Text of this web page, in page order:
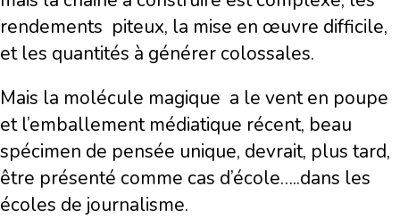
rendements piteux, la mise en œuvre difficile,
et les quantités à générer colossales.
Mais la molécule magique a le vent en poupe
et l’emballement médiatique récent, beau
spécimen de pensée unique, devrait, plus tard,
être présenté comme cas d’école…..dans les
écoles de journalisme.